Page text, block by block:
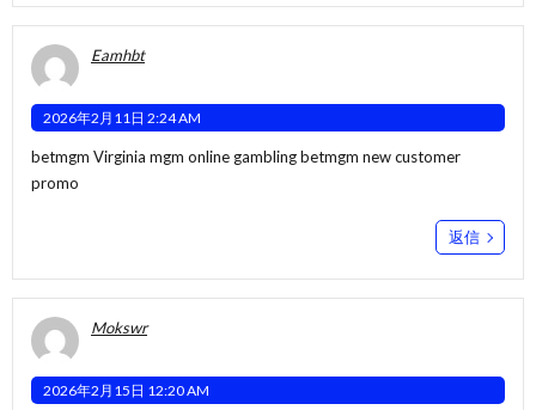
Eamhbt
2026年2月11日 2:24 AM
betmgm Virginia mgm online gamblingbetmgm new customer
promo
返信
Mokswr
2026年2月15日 12:20 AM